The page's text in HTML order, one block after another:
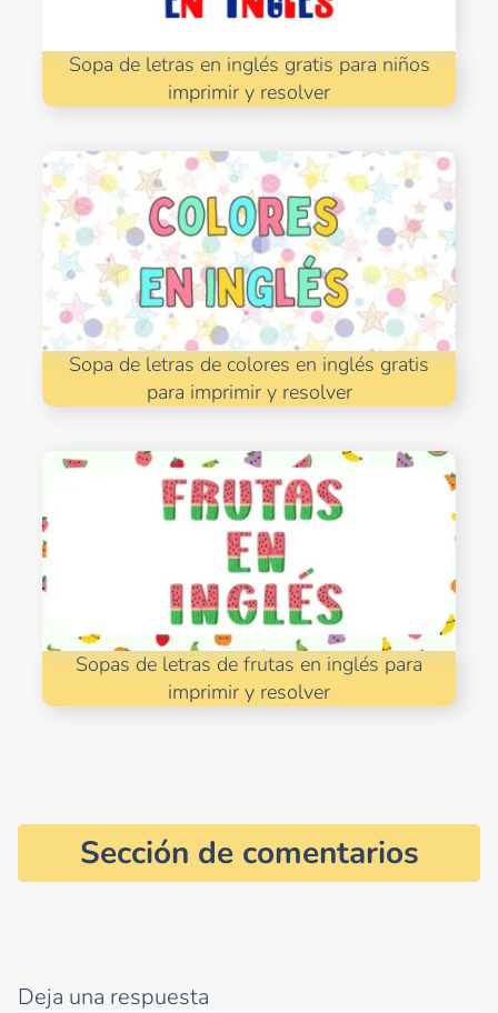
Sopa de letras en inglés gratis para niños
imprimir y resolver
Sopa de letras de colores en inglés gratis
para imprimir y resolver
Sopas de letras de frutas en inglés para
imprimir y resolver
Sección de comentarios
Deja una respuesta